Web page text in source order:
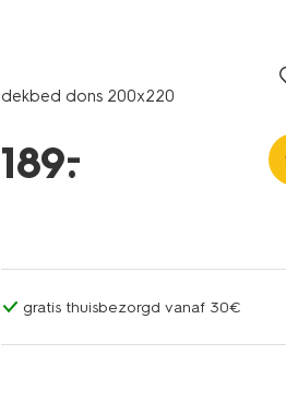
dekbed dons 200x220
189.
–
gratis thuisbezorgd vanaf 30€